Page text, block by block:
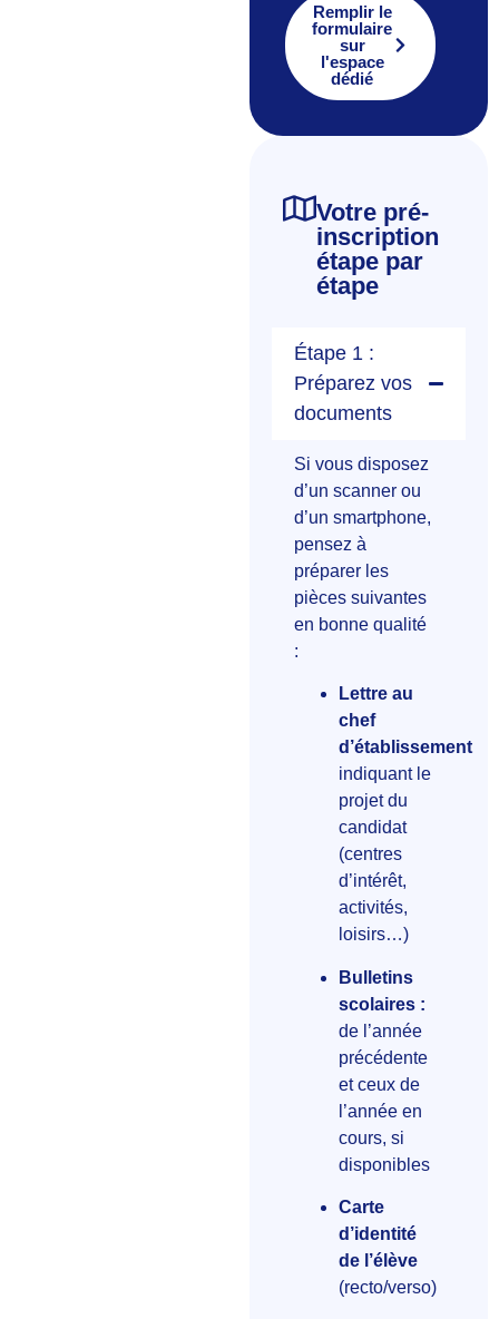
Remplir le
formulaire
sur
l'espace
dédié
Votre pré-
inscription
étape par
étape
Étape 1 :
Préparez vos
documents
Si vous disposez
d’un scanner ou
d’un smartphone,
pensez à
préparer les
pièces suivantes
en bonne qualité
:
Lettre au
chef
d’établissement
indiquant le
projet du
candidat
(centres
d’intérêt,
activités,
loisirs…)
Bulletins
scolaires :
de l’année
précédente
et ceux de
l’année en
cours, si
disponibles
Carte
d’identité
de l’élève
(recto/verso)